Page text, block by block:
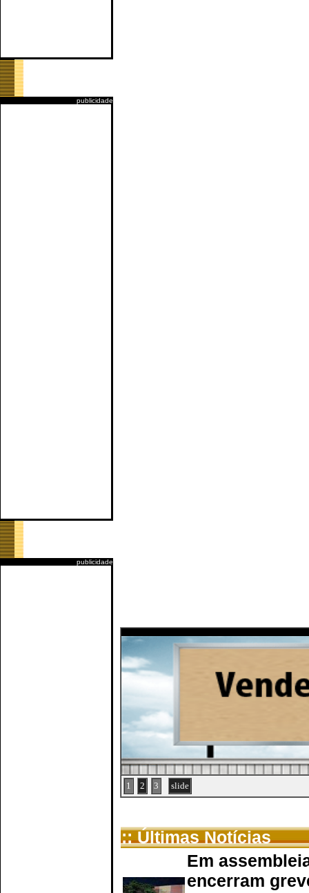
publicidade
publicidade
1 2 3 slide
:: Últimas Notícias
Em
encerram